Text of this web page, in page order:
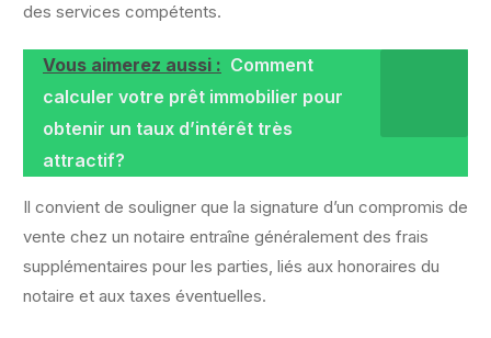
des services compétents.
Vous aimerez aussi : Comment
calculer votre prêt immobilier pour
obtenir un taux d’intérêt très
attractif?
Il convient de souligner que la signature d’un compromis de
vente chez un notaire entraîne généralement des frais
supplémentaires pour les parties, liés aux honoraires du
notaire et aux taxes éventuelles.